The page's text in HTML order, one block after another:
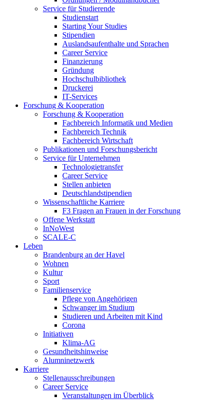
Service für Studierende
Studienstart
Starting Your Studies
Stipendien
Auslandsaufenthalte und Sprachen
Career Service
Finanzierung
Gründung
Hochschulbibliothek
Druckerei
IT-Services
Forschung & Kooperation
Forschung & Kooperation
Fachbereich Informatik und Medien
Fachbereich Technik
Fachbereich Wirtschaft
Publikationen und Forschungsbericht
Service für Unternehmen
Technologietransfer
Career Service
Stellen anbieten
Deutschlandstipendien
Wissenschaftliche Karriere
F3 Fragen an Frauen in der Forschung
Offene Werkstatt
InNoWest
SCALE-C
Leben
Brandenburg an der Havel
Wohnen
Kultur
Sport
Familienservice
Pflege von Angehörigen
Schwanger im Studium
Studieren und Arbeiten mit Kind
Corona
Initiativen
Klima-AG
Gesundheitshinweise
Alumninetzwerk
Karriere
Stellenausschreibungen
Career Service
Veranstaltungen im Überblick